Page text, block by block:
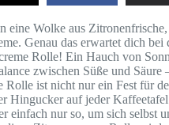
eine Wolke aus
Genau das erwartet dich bei
Rolle! Ein Hauch von
zwischen Süße und Säure
Rolle ist nicht nur ein Fest für
Hingucker auf jeder
einfach nur so, um sich selbst